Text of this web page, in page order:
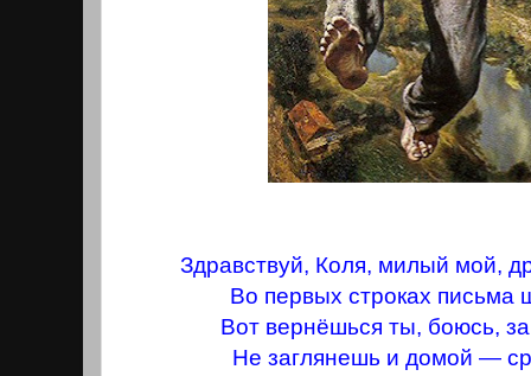
Здравствуй, Коля, милый мой,
Во первых строках письма
Вот вернёшься ты, боюсь,
Не заглянешь и домой —